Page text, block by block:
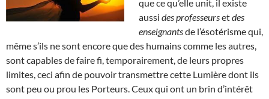
que ce qu’elle unit, il existe
aussi des professeursetdes
enseignantsde l’ésotérisme qui,
même s’ils ne sont encore que des humains comme les autres,
sont capables de faire fi, temporairement, de leurs propres
limites, ceci afin de pouvoir transmettre cette Lumière dont ils
sont peu ou prou les Porteurs. Ceux qui ont un brin d’intérêt